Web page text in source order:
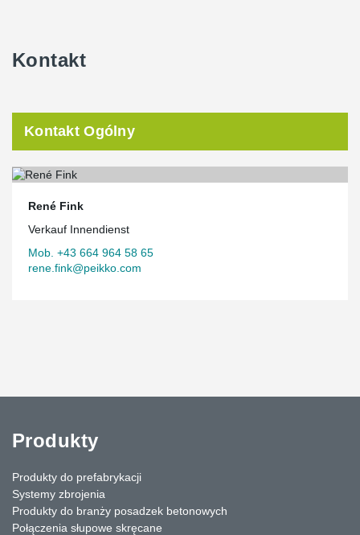
Kontakt
Kontakt Ogólny
René Fink
Verkauf Innendienst
Mob. +43 664 964 58 65
rene.fink@peikko.com
Produkty
Produkty do prefabrykacji
Systemy zbrojenia
Produkty do branży posadzek betonowych
Połączenia słupowe skręcane